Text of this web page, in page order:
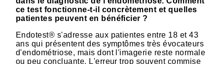
ce test fonctionne-t-il concrètement et quelles
patientes peuvent en bénéficier ?
Endotest® s'adresse aux patientes entre 18 et 43
ans qui présentent des symptômes très évocateurs
d'endométriose, mais dont l'imagerie reste normale
ou peu concluante. L'erreur trop souvent commise